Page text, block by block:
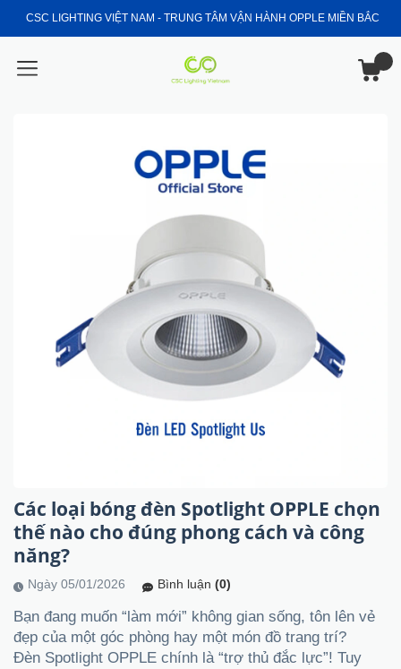
CSC LIGHTING VIỆT NAM - TRUNG TÂM VẬN HÀNH OPPLE MIỀN BẮC
Các loại bóng đèn Spotlight OPPLE chọn
thế nào cho đúng phong cách và công
năng?
Ngày 05/01/2026 Bình luận (0)
Bạn đang muốn “làm mới” không gian sống, tôn lên vẻ
đẹp của một góc phòng hay một món đồ trang trí?
Đèn Spotlight OPPLE chính là “trợ thủ đắc lực”! Tuy